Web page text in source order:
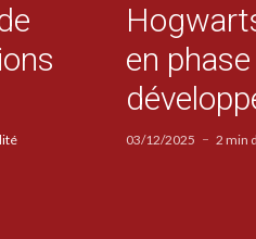
en
03/12/2025 2 min